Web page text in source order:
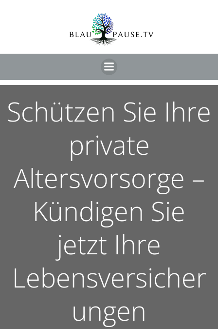
Schützen Sie Ihre
private
Altersvorsorge –
Kündigen Sie
jetzt Ihre
Lebensversicher
ungen